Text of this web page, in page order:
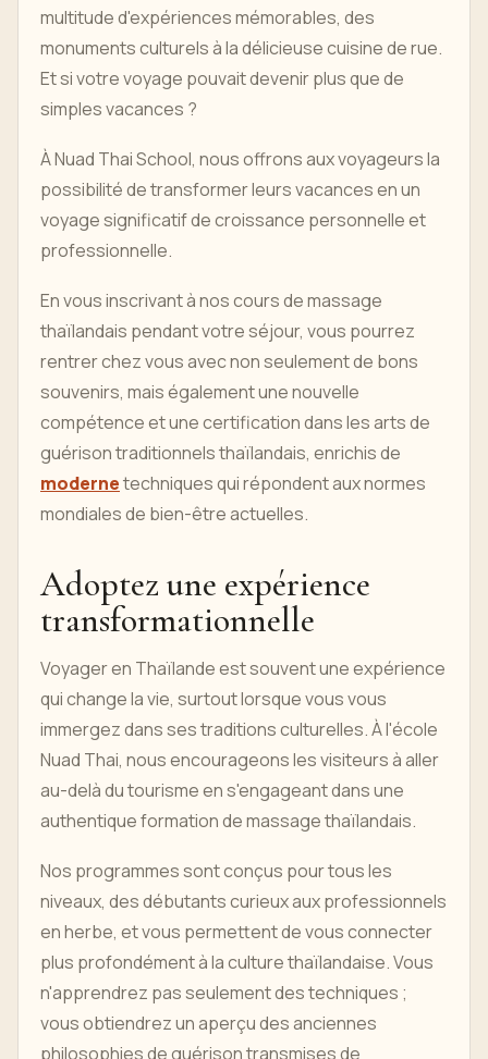
multitude d'expériences mémorables, des
monuments culturels à la délicieuse cuisine de rue.
Et si votre voyage pouvait devenir plus que de
simples vacances ?
À Nuad Thai School, nous offrons aux voyageurs la
possibilité de transformer leurs vacances en un
voyage significatif de croissance personnelle et
professionnelle.
En vous inscrivant à nos cours de massage
thaïlandais pendant votre séjour, vous pourrez
rentrer chez vous avec non seulement de bons
souvenirs, mais également une nouvelle
compétence et une certification dans les arts de
guérison traditionnels thaïlandais, enrichis de
modernetechniques qui répondent aux normes
mondiales de bien-être actuelles.
Adoptez une expérience
transformationnelle
Voyager en Thaïlande est souvent une expérience
qui change la vie, surtout lorsque vous vous
immergez dans ses traditions culturelles. À l'école
Nuad Thai, nous encourageons les visiteurs à aller
au-delà du tourisme en s'engageant dans une
authentique formation de massage thaïlandais.
Nos programmes sont conçus pour tous les
niveaux, des débutants curieux aux professionnels
en herbe, et vous permettent de vous connecter
plus profondément à la culture thaïlandaise. Vous
n'apprendrez pas seulement des techniques ;
vous obtiendrez un aperçu des anciennes
philosophies de guérison transmises de